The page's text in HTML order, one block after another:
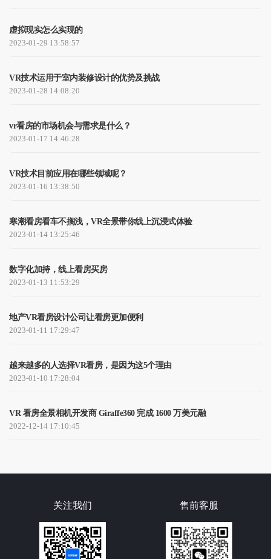
虚拟现实怎么实现的
2023-01-29 13:58:57
VR技术运用于室内装修设计的优势及挑战
2023-01-28 14:08:20
vr看房的市场机会与需求是什么？
2023-01-17 14:46:28
VR技术目前应用在哪些领域呢？
2023-01-16 13:38:50
寒潮看房看车不搁浅，VR全景带你线上沉浸式体验
2023-01-14 13:25:46
数字化加持，线上看房买房
2023-01-13 11:53:29
地产VR看房设计公司让看房更加便利
2023-01-11 17:29:47
越来越多的人选择VR看房，是因为这5个理由
2023-01-10 17:28:04
VR 看房全景相机开发商 Giraffe360 完成 1600 万美元融
2022-12-14 17:10:45
关注我们 售前客服